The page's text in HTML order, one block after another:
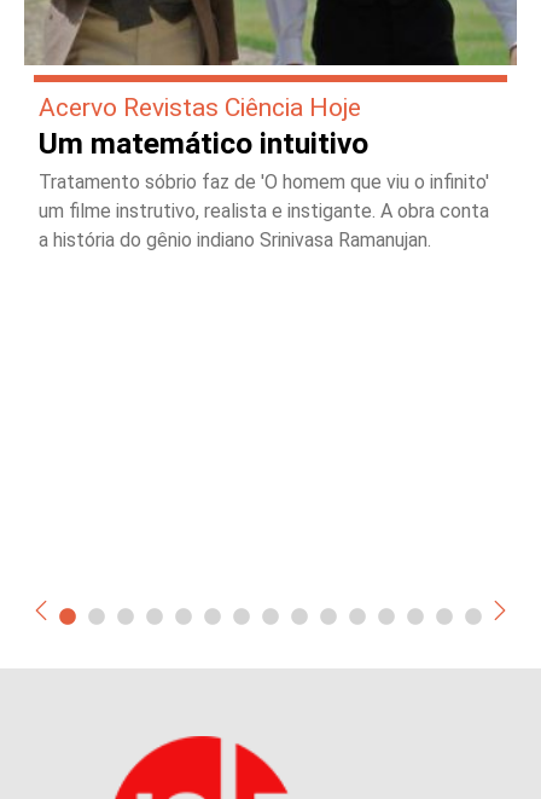
Acervo Revistas Ciência Hoje
Um matemático intuitivo
Tratamento sóbrio faz de 'O homem que viu o infinito'
um filme instrutivo, realista e instigante. A obra conta
a história do gênio indiano Srinivasa Ramanujan.